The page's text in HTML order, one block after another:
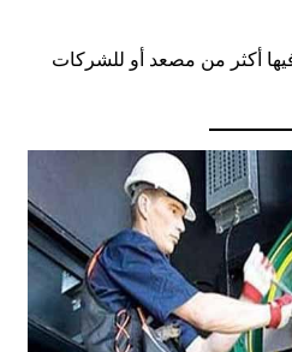
أكثر من مصعد أو للشركات